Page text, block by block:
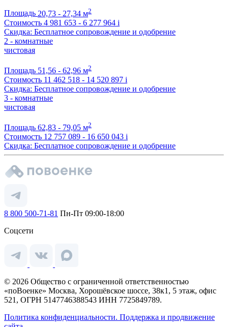
Площадь 20,73 - 27,34 м2
Стоимость 4 981 653 - 6 277 964 i
Скидка: Бесплатное сопровождение и одобрение
2 - комнатные
чистовая
Площадь 51,56 - 62,96 м2
Стоимость 11 462 518 - 14 520 897 i
Скидка: Бесплатное сопровождение и одобрение
3 - комнатные
чистовая
Площадь 62,83 - 79,05 м2
Стоимость 12 757 089 - 16 650 043 i
Скидка: Бесплатное сопровождение и одобрение
8 800 500-71-81 Пн-Пт 09:00-18:00
Соцсети
© 2026 Общество с ограниченной ответственностью
«поВоенке» Москва, Хорошёвское шоссе, 38к1, 5 этаж, офис
521, ОГРН 5147746388543 ИНН 7725849789.
Политика конфиденциальности. Поддержка и продвижение